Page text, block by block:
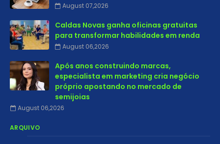
August 07,2026
Caldas Novas ganha oficinas gratuitas
para transformar habilidades em renda
August 06,2026
Após anos construindo marcas,
especialista em marketing cria negócio
próprio apostando no mercado de
semijoias
August 06,2026
ARQUIVO